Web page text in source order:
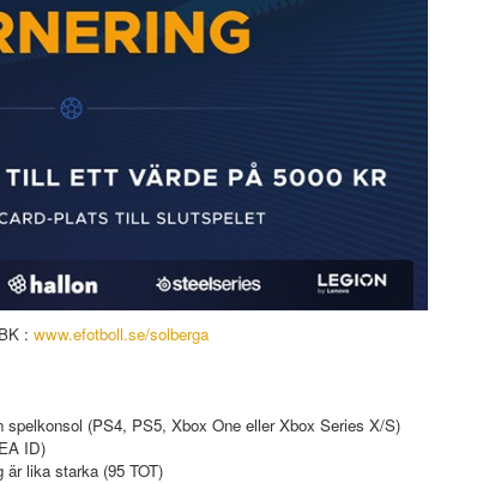
: www.efotboll.se/solberga
(PS4, PS5, Xbox One eller Xbox Series X/S)
ID)
lika starka (95 TOT)